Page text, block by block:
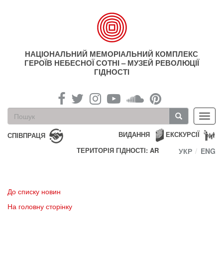
НАЦІОНАЛЬНИЙ МЕМОРІАЛЬНИЙ КОМПЛЕКС
ГЕРОЇВ НЕБЕСНОЇ СОТНІ – МУЗЕЙ РЕВОЛЮЦІЇ
ГІДНОСТІ
Пошукова
форма
Пошук
СПІВПРАЦЯ ЕКСКУРСІЇ
ВИДАННЯ
ТЕРИТОРІЯ ГІДНОСТІ: AR
УКР ENG
До списку новин
На головну сторінку